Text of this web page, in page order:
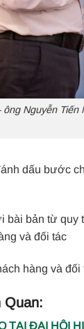
ông Nguyễn
dấu bước
bản từ quy
và đối tác
hàng và
Quan:
TẠI ĐẠI HỘI